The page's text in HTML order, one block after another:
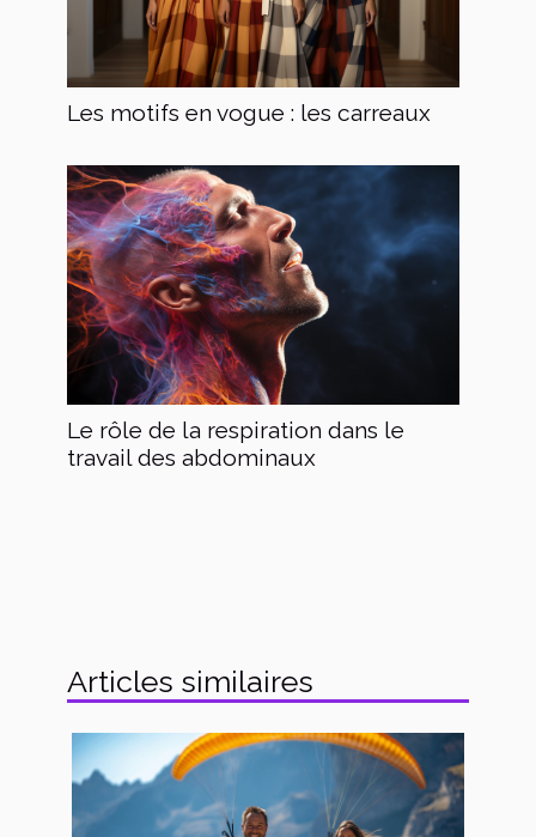
Les motifs en vogue : les carreaux
Le rôle de la respiration dans le
travail des abdominaux
Articles similaires